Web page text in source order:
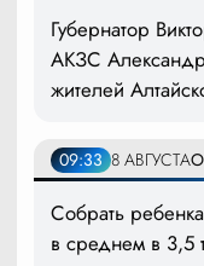
Губернатор
АКЗС
жителей
09:33 8 АВГУСТА
Собрать
в среднем в 3,5